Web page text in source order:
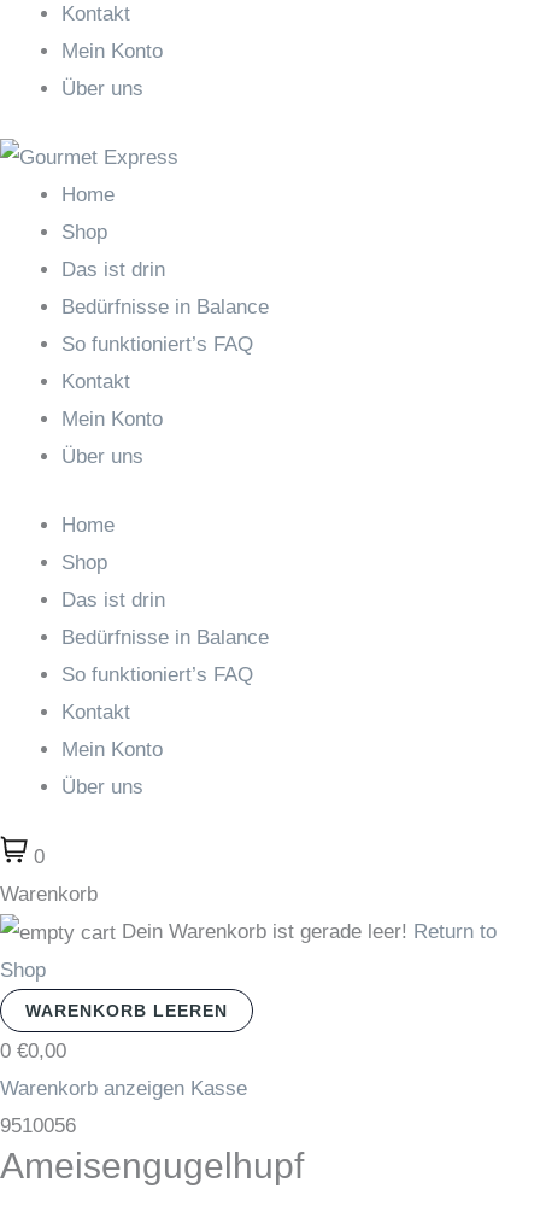
Kontakt
Mein Konto
Über uns
Home
Shop
Das ist drin
Bedürfnisse in Balance
So funktioniert’s FAQ
Kontakt
Mein Konto
Über uns
Home
Shop
Das ist drin
Bedürfnisse in Balance
So funktioniert’s FAQ
Kontakt
Mein Konto
Über uns
0
Warenkorb
Dein Warenkorb ist gerade leer! Return to
Shop
WARENKORB LEEREN
0 €0,00
Warenkorb anzeigen Kasse
9510056
Ameisengugelhupf
Ameisengugelhupf
Menge